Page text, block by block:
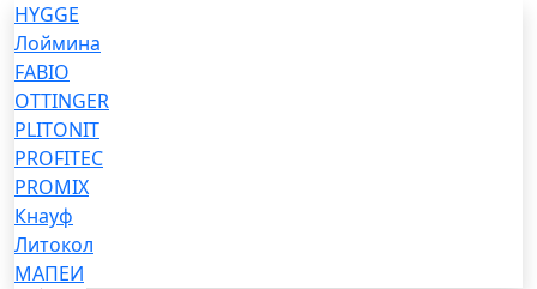
HYGGE
Лоймина
FABIO
OTTINGER
PLITONIT
PROFITEC
PROMIX
Кнауф
Литокол
МАПЕИ